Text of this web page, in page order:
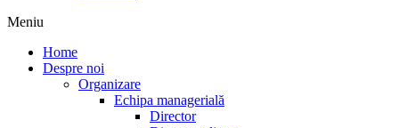
Meniu
Home
Despre noi
Organizare
Echipa managerială
Director